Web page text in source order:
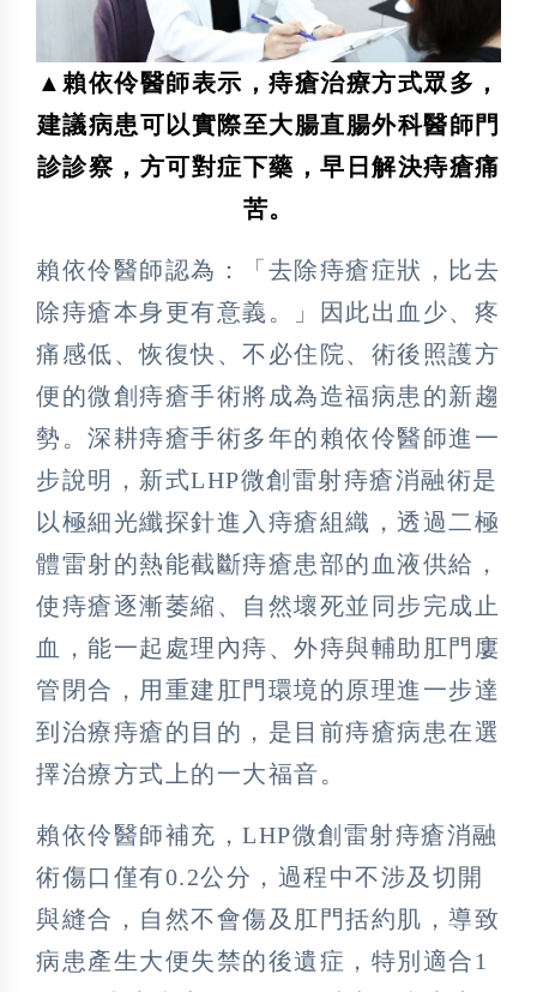
▲賴依伶醫師表示，痔瘡治療方式眾多，
建議病患可以實際至大腸直腸外科醫師門
診診察，方可對症下藥，早日解決痔瘡痛
苦。
賴依伶醫師認為：「去除痔瘡症狀，比去
除痔瘡本身更有意義。」因此出血少、疼
痛感低、恢復快、不必住院、術後照護方
便的微創痔瘡手術將成為造福病患的新趨
勢。深耕痔瘡手術多年的賴依伶醫師進一
步說明，新式LHP微創雷射痔瘡消融術是
以極細光纖探針進入痔瘡組織，透過二極
體雷射的熱能截斷痔瘡患部的血液供給，
使痔瘡逐漸萎縮、自然壞死並同步完成止
血，能一起處理內痔、外痔與輔助肛門廔
管閉合，用重建肛門環境的原理進一步達
到治療痔瘡的目的，是目前痔瘡病患在選
擇治療方式上的一大福音。
賴依伶醫師補充，LHP微創雷射痔瘡消融
術傷口僅有0.2公分，過程中不涉及切開
與縫合，自然不會傷及肛門括約肌，導致
病患產生大便失禁的後遺症，特別適合1